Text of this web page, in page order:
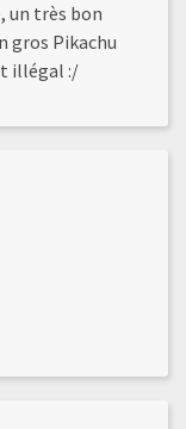
un très bon
gros Pikachu
illégal :/